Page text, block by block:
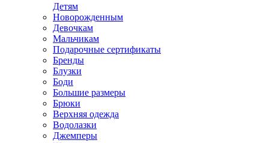
Детям
Новорожденным
Девочкам
Мальчикам
Подарочные сертификаты
Бренды
Блузки
Боди
Большие размеры
Брюки
Верхняя одежда
Водолазки
Джемперы